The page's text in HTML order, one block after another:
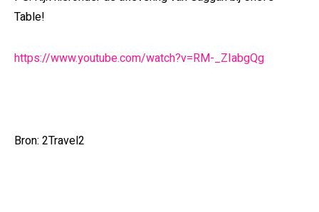
Table!
https://www.youtube.com/watch?v=RM-_ZIabgQg
Bron: 2Travel2